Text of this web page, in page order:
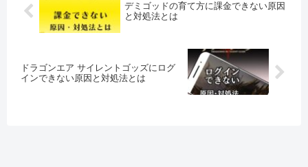
デミゴッドの育て方に課金できない原因
と対処法とは
ドラゴンエア サイレントゴッズにログ
インできない原因と対処法とは